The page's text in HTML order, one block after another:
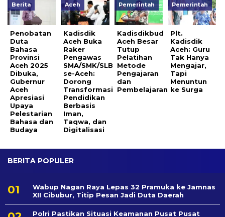
Berita
Penobatan
Duta
Bahasa
Provinsi
Aceh 2025
Dibuka,
Gubernur
Aceh
Apresiasi
Upaya
Pelestarian
Bahasa dan
Budaya
Aceh
Kadisdik
Aceh Buka
Raker
Pengawas
SMA/SMK/SLB
se-Aceh:
Dorong
Transformasi
Pendidikan
Berbasis
Iman,
Taqwa, dan
Digitalisasi
Pemerintah
Kadisdikbud
Aceh Besar
Tutup
Pelatihan
Metode
Pengajaran
dan
Pembelajaran
Pemerintah
Plt.
Kadisdik
Aceh: Guru
Tak Hanya
Mengajar,
Tapi
Menuntun
ke Surga
BERITA POPULER
Wabup Nagan Raya Lepas 32 Pramuka ke Jamnas
XII Cibubur, Titip Pesan Jadi Duta Daerah
Polri Pastikan Situasi Keamanan Pusat Pusat